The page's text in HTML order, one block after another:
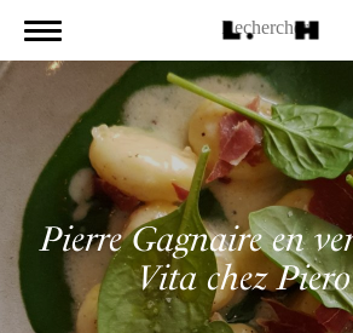
Pierre Gagnaire en
Vita chez